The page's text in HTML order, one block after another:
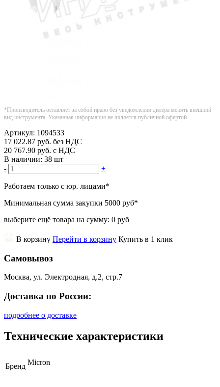
*Производитель оставляет за собой право без уведомления дилера менять внешний
вид инструмента. Указанная информация не является публичной офертой.
Артикул: 1094533
17 022.87 руб. без НДС
20 767.90 руб. с НДС
В наличии: 38 шт
-
+
Работаем только с юр. лицами*
Минимальная сумма закупки 5000 руб*
выберите ещё товара на сумму: 0 руб
В корзину Перейти в корзину Купить в 1 клик
Самовывоз
Москва, ул. Электродная, д.2, стр.7
Доставка по России:
подробнее о доставке
Технические характеристики
Бренд Micron